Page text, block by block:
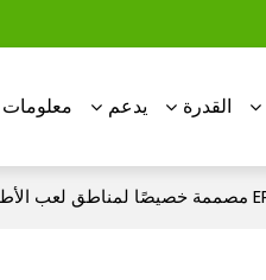
القدرة يدعم معلومات